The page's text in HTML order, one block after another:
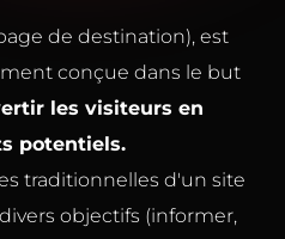
de destination), est
conçue dans le but
les visiteurs en
potentiels.
traditionnelles d'un site
objectifs (informer,